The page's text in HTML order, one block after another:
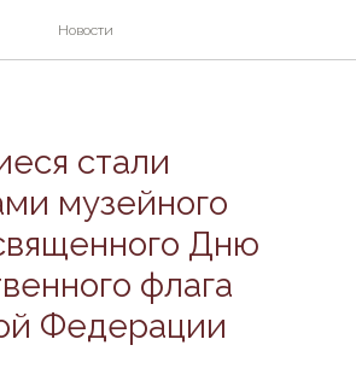
Новости
стали
музейного
Дню
флага
Федерации